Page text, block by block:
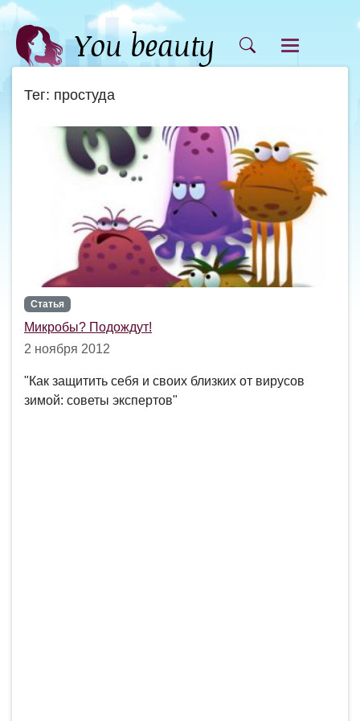
Тег: простуда
Статья
Микробы? Подождут!
2 ноября 2012
"Как защитить себя и своих близких от вирусов
зимой: советы экспертов"